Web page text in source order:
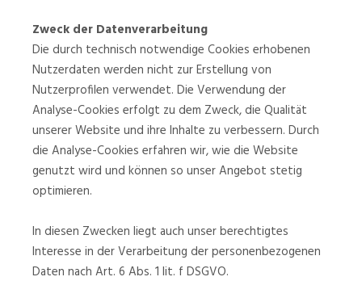
Zweck der Datenverarbeitung
Die durch technisch notwendige Cookies erhobenen
Nutzerdaten werden nicht zur Erstellung von
Nutzerprofilen verwendet. Die Verwendung der
Analyse-Cookies erfolgt zu dem Zweck, die Qualität
unserer Website und ihre Inhalte zu verbessern. Durch
die Analyse-Cookies erfahren wir, wie die Website
genutzt wird und können so unser Angebot stetig
optimieren.
In diesen Zwecken liegt auch unser berechtigtes
Interesse in der Verarbeitung der personenbezogenen
Daten nach Art. 6 Abs. 1 lit. f DSGVO.